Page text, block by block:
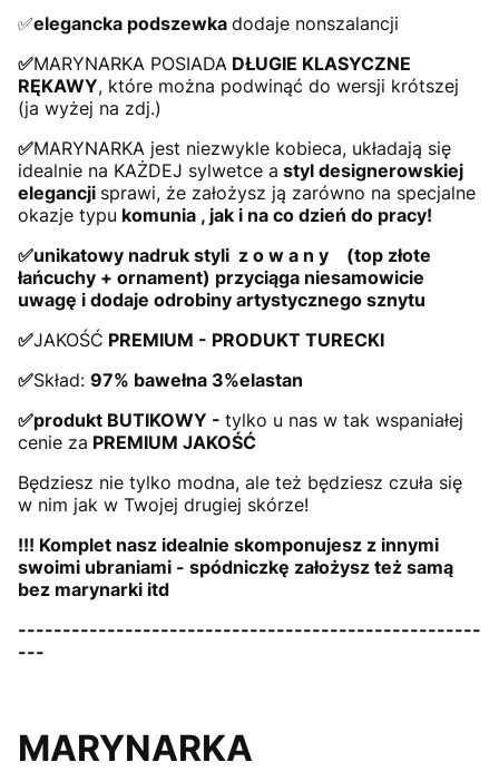
✅elegancka podszewka dodaje nonszalancji
✅MARYNARKA POSIADA DŁUGIE KLASYCZNE
RĘKAWY, które można podwinąć do wersji krótszej
(ja wyżej na zdj.)
✅MARYNARKA jest niezwykle kobieca, układają się
idealnie na KAŻDEJ sylwetce a styl designerowskiej
elegancji sprawi, że założysz ją zarówno na specjalne
okazje typu komunia , jak i na co dzień do pracy!
✅unikatowy nadruk styli z o w a n y (top złote
łańcuchy + ornament) przyciąga niesamowicie
uwagę i dodaje odrobiny artystycznego sznytu
✅JAKOŚĆ PREMIUM - PRODUKT TURECKI
✅Skład: 97% bawełna 3%elastan
✅produkt BUTIKOWY - tylko u nas w tak wspaniałej
cenie za PREMIUM JAKOŚĆ
Będziesz nie tylko modna, ale też będziesz czuła się
w nim jak w Twojej drugiej skórze!
!!! Komplet nasz idealnie skomponujesz z innymi
swoimi ubraniami - spódniczkę założysz też samą
bez marynarki itd
----------------------------------------------------
---
MARYNARKA